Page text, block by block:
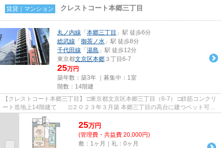
賃貸｜マンション クレストコート本郷三丁目
丸ノ内線 「 本郷三丁目 」駅 徒歩6分
総武線 「 御茶ノ水 」駅 徒歩8分
千代田線 「 湯島 」駅 徒歩12分
東京都文京区本郷 ３丁目6-7
25万円
築年数：築3年 ｜募集中： 1室
階数：14階建
【クレストコート本郷三丁目】 □東京都文京区本郷三丁目（6-7） □鉄筋コンクリ
ート造地上14階建て □２０２３年３月築 本郷三丁目の高台に建つペット可高
級賃貸マンションのご紹...
25万円
(管理費・共益費 20,000円)
敷：1ヶ月｜礼：0ヶ月